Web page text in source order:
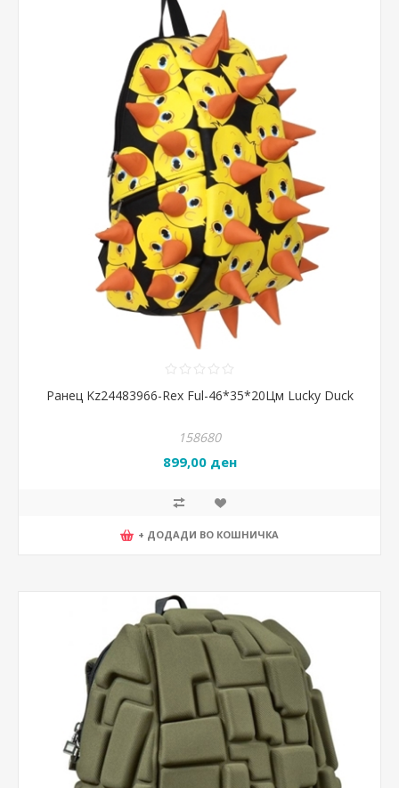
Ранец Kz24483966-Rex Ful-46*35*20Цм Lucky Duck
158680
899,00 ден
+ ДОДАДИ ВО КОШНИЧКА